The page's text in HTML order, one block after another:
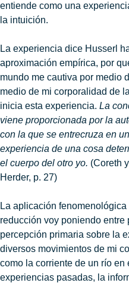
entiende como una
la intuición.
La experiencia dice Husserl
aproximación empírica, por
mundo me cautiva por medio
medio de mi corporalidad de
inicia esta experiencia. La
viene proporcionada por la
con la que se entrecruza en
experiencia de una cosa
el cuerpo del otro yo. (Coreth
Herder, p. 27)
La aplicación
reducción voy poniendo entre
percepción primaria sobre la
diversos movimientos de mi
como la corriente de un río en
experiencias pasadas, la